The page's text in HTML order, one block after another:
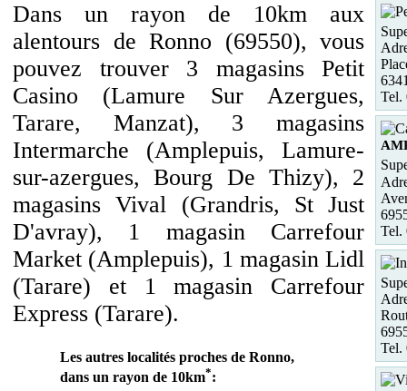
Dans un rayon de 10km aux
alentours de Ronno (69550), vous
pouvez trouver 3 magasins Petit
Casino (Lamure Sur Azergues,
Tarare, Manzat), 3 magasins
Intermarche (Amplepuis, Lamure-
sur-azergues, Bourg De Thizy), 2
magasins Vival (Grandris, St Just
D'avray), 1 magasin Carrefour
Market (Amplepuis), 1 magasin Lidl
(Tarare) et 1 magasin Carrefour
Express (Tarare).
Les autres localités proches de Ronno,
dans un rayon de 10km*:
Tel.
Tel.
Tel.